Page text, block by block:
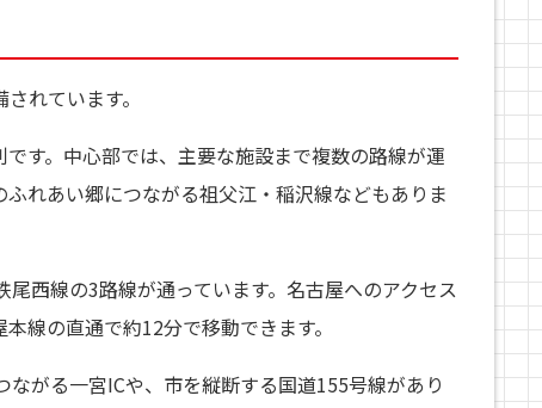
れています。
す。中心部では、主要な施設まで複数の路線が運
れあい郷につながる祖父江・稲沢線などもありま
西線の3路線が通っています。名古屋へのアクセス
線の直通で約12分で移動できます。
がる一宮ICや、市を縦断する国道155号線があり